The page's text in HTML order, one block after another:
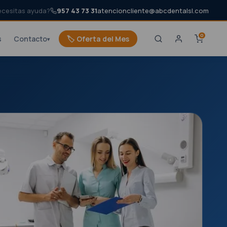
ayuda? 957 43 73 31atencioncliente@abcdentalsl.com
Contacto▾ 🏷️ Oferta del Mes 0